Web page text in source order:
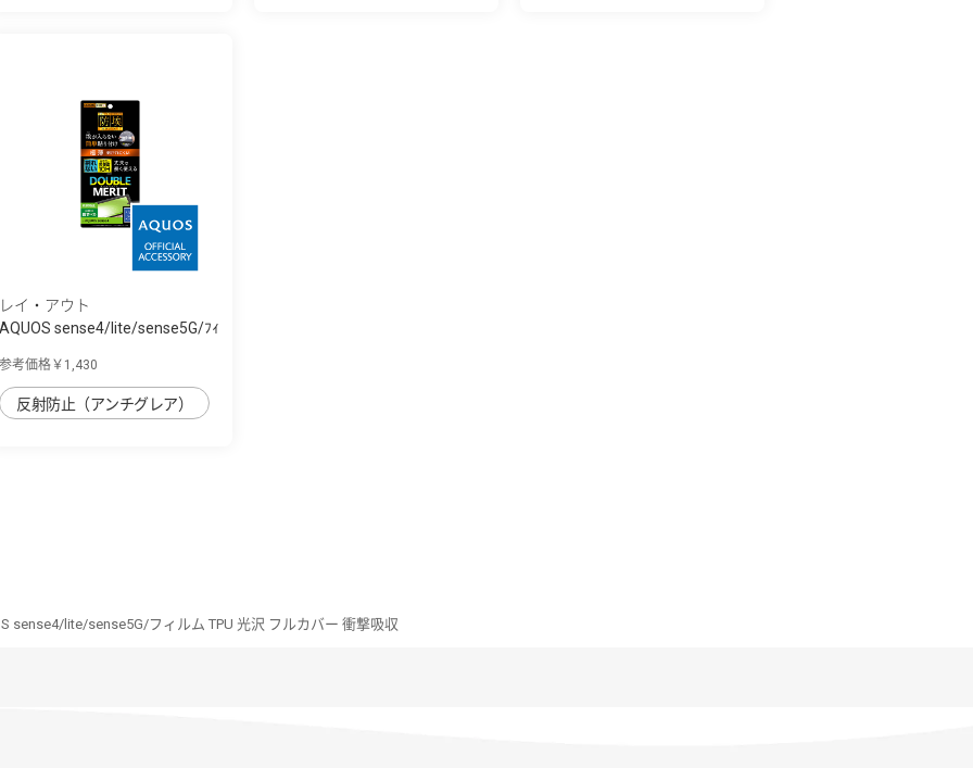
レイ・アウト
AQUOS sense4/lite/sense5G/ﾌｨ
参考価格￥1,430
反射防止（アンチグレア）
sense4/lite/sense5G/フィルム TPU 光沢 フルカバー 衝撃吸収